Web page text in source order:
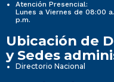
Atención Presencial:
Lunes a Viernes de 08:00
p.m.
Ubicación de
y Sedes
Directorio Nacional